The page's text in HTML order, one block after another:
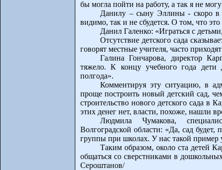
бы могла пойти на работу, а так я не
Данилу – сыну Эллины - скоро в
видимо, так и не сбудется. О том, что
Данил Галенко: «Играться с
Отсутствие детского сада
говорят местные учителя, часто
Галина Гончарова, директор
тяжело. К концу учебного года дети
полгода».
Комментируя эту ситуацию, в
проще построить новый детский сад,
строительство нового детского сада в
этих денег нет, власти, похоже, нашли
Людмила Чумакова,
Волгоградской области: «Да, сад будет,
группы при школах. У нас такой пример
Таким образом, около ста детей
общаться со сверстниками в
Сероштанов/